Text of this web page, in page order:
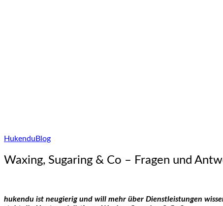
Hukendu Blog
Waxing, Sugaring & Co – Fragen und
hukendu ist neugierig und will mehr über Dienstleistungen